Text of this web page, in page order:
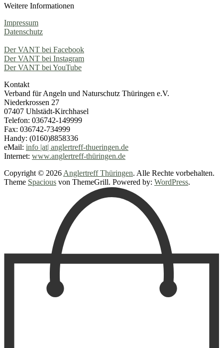
Weitere Informationen
Impressum
Datenschutz
Der VANT bei Facebook
Der VANT bei Instagram
Der VANT bei YouTube
Kontakt
Verband für Angeln und Naturschutz Thüringen e.V.
Niederkrossen 27
07407 Uhlstädt-Kirchhasel
Telefon: 036742-149999
Fax: 036742-734999
Handy: (0160)8858336
eMail: info |at| anglertreff-thueringen.de
Internet: www.anglertreff-thüringen.de
Copyright © 2026 Anglertreff Thüringen. Alle Rechte vorbehalten.
Theme Spacious von ThemeGrill. Powered by: WordPress.